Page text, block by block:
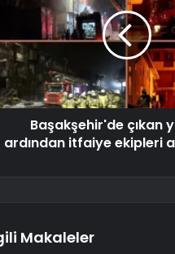
Başakşehir'de çıkan
ardından itfaiye ekipleri
Makaleler